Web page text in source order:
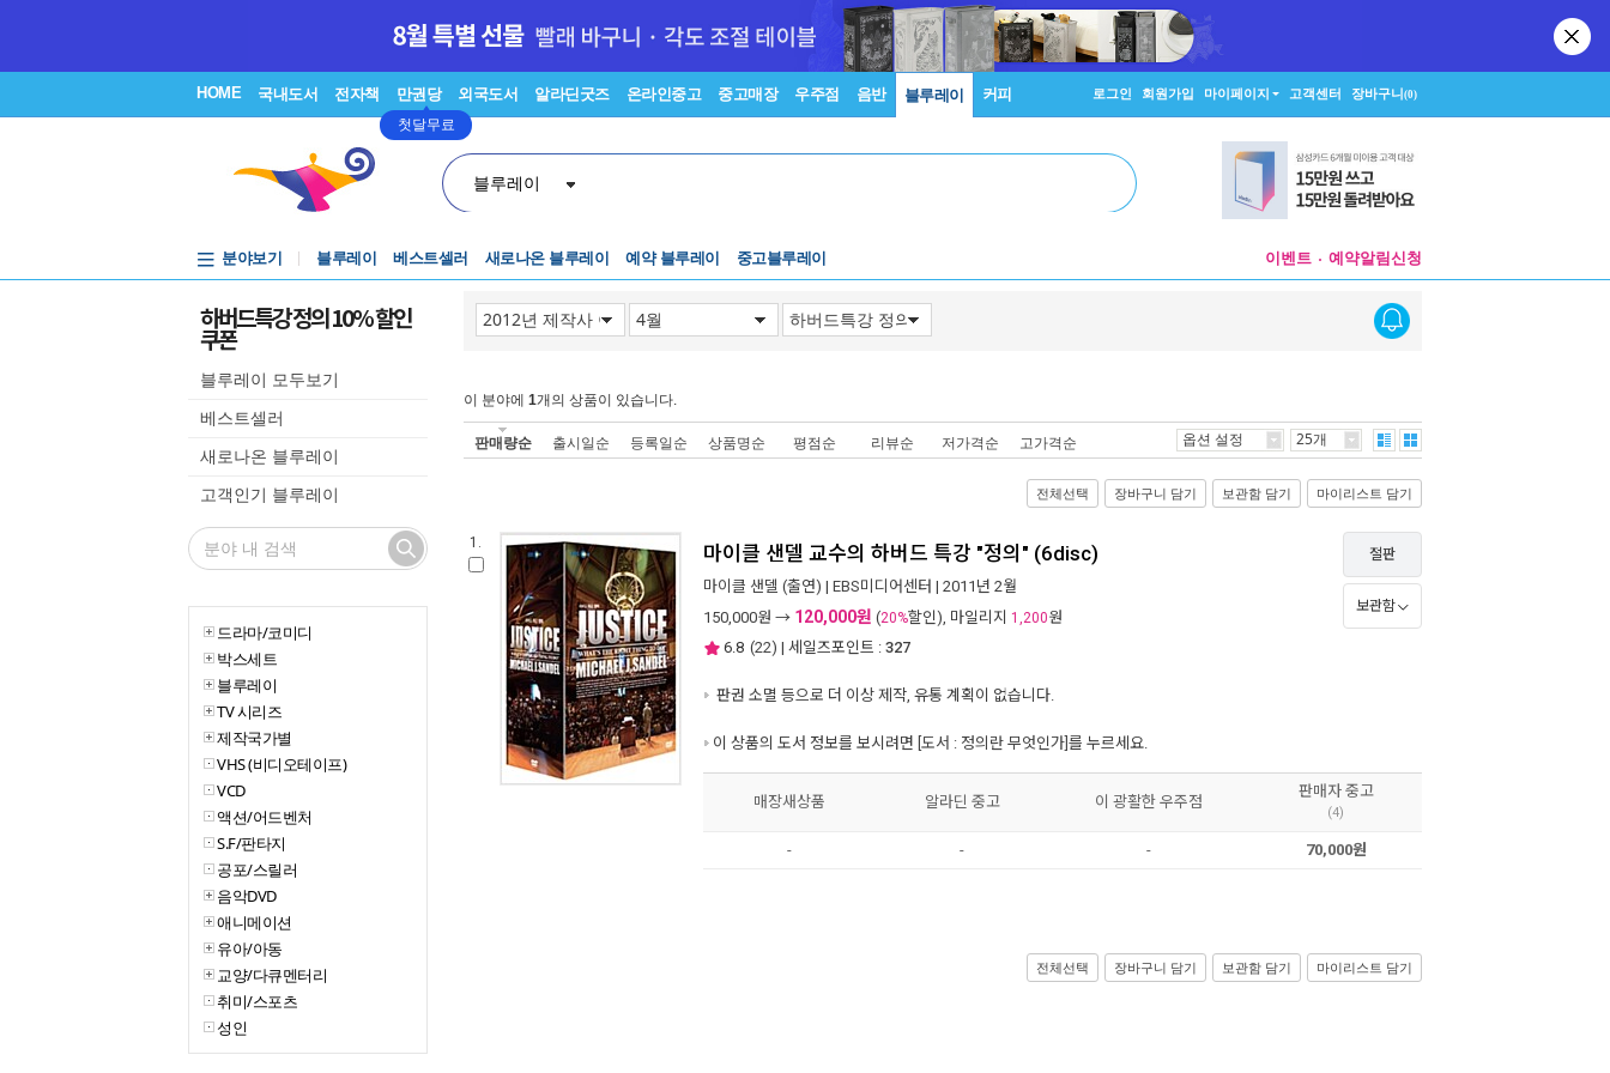
HOME 국내도서 전자책 만권당
첫달무료
외국도서 알라딘굿즈 온라인중고 중고매장 우주점 음반 블루레이 커피 로그인 회원가입 마이페이지 고객센터 장바구니(0)
블루레이
분야보기 블루레이 베스트셀러 새로나온 블루레이 예약 블루레이 중고블루레이 이벤트 예약알림신청
하버드특강 정의 10% 할인
쿠폰
블루레이 모두보기
베스트셀러
새로나온 블루레이
고객인기 블루레이
드라마/코미디
박스세트
블루레이
TV 시리즈
제작국가별
VHS (비디오테이프)
VCD
액션/어드벤처
S.F/판타지
공포/스릴러
음악DVD
애니메이션
유아/아동
교양/다큐멘터리
취미/스포츠
성인
이 분야에 1개의 상품이 있습니다.
판매량순 출시일순 등록일순 상품명순 평점순 리뷰순 저가격순 고가격순 옵션 설정 25개
전체선택 장바구니 담기 보관함 담기 마이리스트 담기
1. 마이클 샌델 교수의 하버드 특강 "정의" (6disc)
마이클 샌델 (출연) | EBS미디어센터 | 2011년 2월
150,000원 → 120,000원 (20%할인), 마일리지 1,200원
6.8 (22) | 세일즈포인트 : 327
판권 소멸 등으로 더 이상 제작, 유통 계획이 없습니다.
이 상품의 도서 정보를 보시려면 [도서 : 정의란 무엇인가] 를 누르세요.
절판
보관함
매장새상품 알라딘 중고 이 광활한 우주점
판매자 중고
(4)
- - - 70,000원
전체선택 장바구니 담기 보관함 담기 마이리스트 담기